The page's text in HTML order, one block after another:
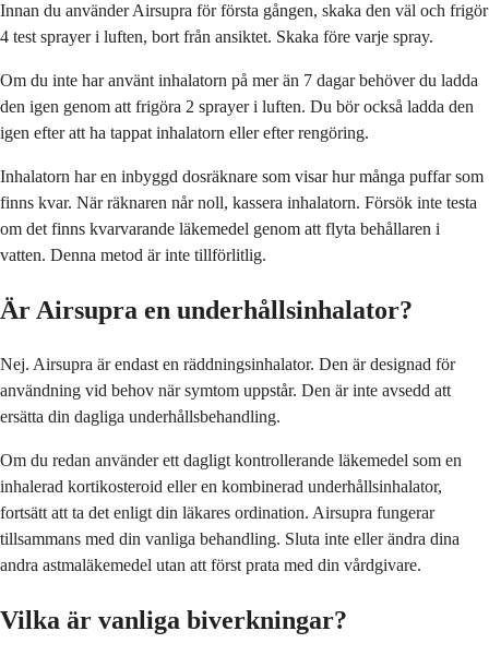
Innan du använder Airsupra för första gången, skaka den väl och frigör
4 test sprayer i luften, bort från ansiktet. Skaka före varje spray.
Om du inte har använt inhalatorn på mer än 7 dagar behöver du ladda
den igen genom att frigöra 2 sprayer i luften. Du bör också ladda den
igen efter att ha tappat inhalatorn eller efter rengöring.
Inhalatorn har en inbyggd dosräknare som visar hur många puffar som
finns kvar. När räknaren når noll, kassera inhalatorn. Försök inte testa
om det finns kvarvarande läkemedel genom att flyta behållaren i
vatten. Denna metod är inte tillförlitlig.
Är Airsupra en underhållsinhalator?
Nej. Airsupra är endast en räddningsinhalator. Den är designad för
användning vid behov när symtom uppstår. Den är inte avsedd att
ersätta din dagliga underhållsbehandling.
Om du redan använder ett dagligt kontrollerande läkemedel som en
inhalerad kortikosteroid eller en kombinerad underhållsinhalator,
fortsätt att ta det enligt din läkares ordination. Airsupra fungerar
tillsammans med din vanliga behandling. Sluta inte eller ändra dina
andra astmaläkemedel utan att först prata med din vårdgivare.
Vilka är vanliga biverkningar?